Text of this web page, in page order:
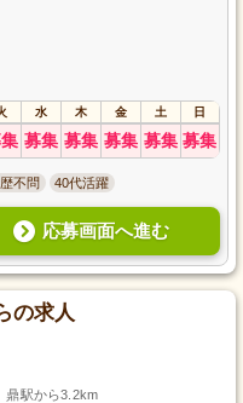
水 木 金 土 日
募集 募集 募集 募集 募集
不問 40代活躍
応募画面へ進む
の求人
鼎駅から3.2km